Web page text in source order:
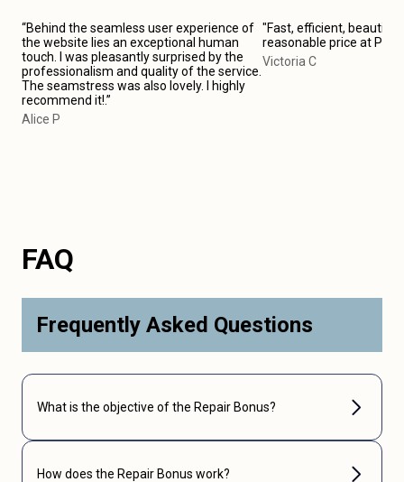
“Behind the seamless user experience of
the website lies an exceptional human
touch. I was pleasantly surprised by the
professionalism and quality of the service.
The seamstress was also lovely. I highly
recommend it!.”
Alice P
"Fast, efficient, beautiful
reasonable price at
Victoria C
FAQ
Frequently Asked Questions
What is the objective of the Repair Bonus?
How does the Repair Bonus work?